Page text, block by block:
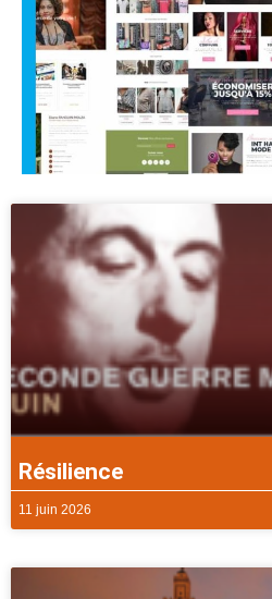
Résilience
11 juin 2026